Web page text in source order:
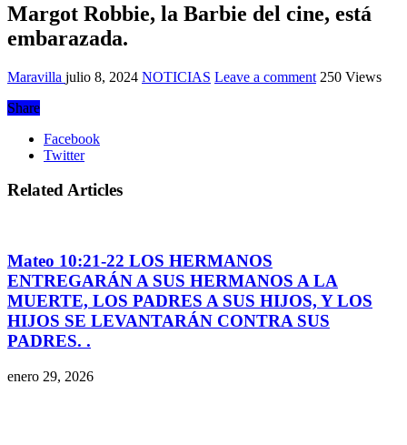
Margot Robbie, la Barbie del cine, está
embarazada.
Maravilla julio 8, 2024 NOTICIAS Leave a comment 250 Views
Share
Facebook
Twitter
Related Articles
Mateo 10:21-22 LOS HERMANOS
ENTREGARÁN A SUS HERMANOS A LA
MUERTE, LOS PADRES A SUS HIJOS, Y LOS
HIJOS SE LEVANTARÁN CONTRA SUS
PADRES. .
enero 29, 2026